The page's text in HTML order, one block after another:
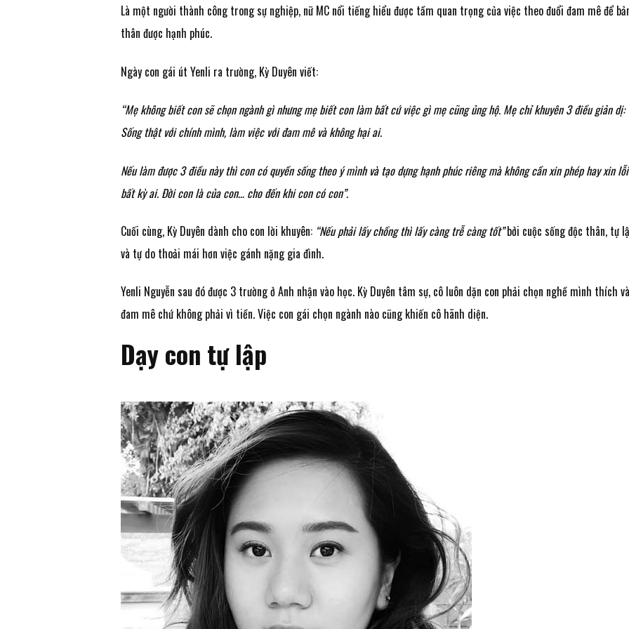
Là một người thành công trong sự nghiệp, nữ MC nổi tiếng hiểu được tầm quan trọng của việc theo đuổi đam mê để
thân được hạnh phúc.
Ngày con gái út Yenli ra trường, Kỳ Duyên viết:
“Mẹ không biết con sẽ chọn ngành gì nhưng mẹ biết con làm bất cứ việc gì mẹ cũng ủng hộ. Mẹ chỉ khuyên 3 điều giản dị:
Sống thật với chính mình, làm việc với đam mê và không hại ai.
Nếu làm được 3 điều này thì con có quyền sống theo ý mình và tạo dựng hạnh phúc riêng mà không cần xin phép hay xin lỗi
bất kỳ ai. Đời con là của con… cho đến khi con có con”.
Cuối cùng, Kỳ Duyên dành cho con lời khuyên: “Nếu phải lấy chồng thì lấy càng trễ càng tốt”bởi cuộc sống độc thân, tự
và tự do thoải mái hơn việc gánh nặng gia đình.
Yenli Nguyễn sau đó được 3 trường ở Anh nhận vào học. Kỳ Duyên tâm sự, cô luôn dặn con phải chọn nghề mình thích và
đam mê chứ không phải vì tiền. Việc con gái chọn ngành nào cũng khiến cô hãnh diện.
Dạy con tự lập